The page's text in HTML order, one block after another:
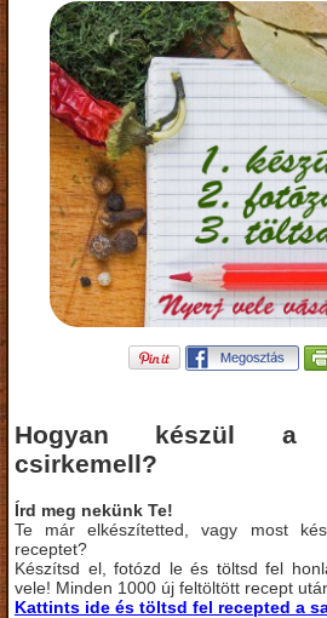
Hogyan készül a
csirkemell?
Írd meg nekünk Te!
Te már elkészítetted, vagy most
receptet?
Készítsd el, fotózd le és töltsd fel
vele! Minden 1000 új feltöltött recept
Kattints ide és töltsd fel recepted a